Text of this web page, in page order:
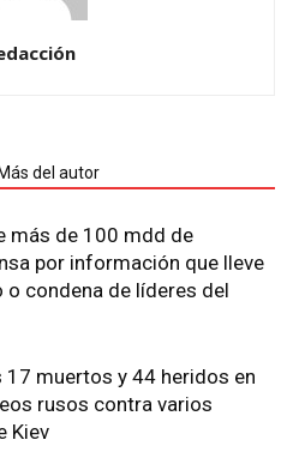
Más del autor
más de 100 mdd de
por información que lleve
o condena de líderes del
17 muertos y 44 heridos en
rusos contra varios
Kiev